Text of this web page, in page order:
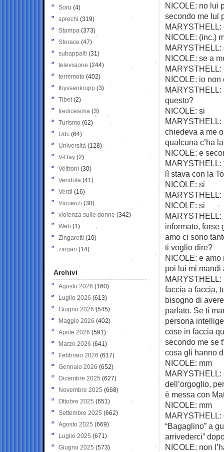
NICOLE: no lui
secondo me lui
MARYSTHELL:
NICOLE: (inc.)
MARYSTHELL:
NICOLE: se a
MARYSTHELL:
NICOLE: io non
MARYSTHELL:
questo?
NICOLE: si
MARYSTHELL:
chiedeva a me
qualcuna c’ha
NICOLE: e
MARYSTHELL:
lì stava con la
NICOLE: si
MARYSTHELL:
NICOLE: si
MARYSTHELL:
informato, forse
amo ci sono
ti voglio dire?
NICOLE: e
poi lui mi mandi
MARYSTHELL:
faccia a faccia,
bisogno di
parlato. Se ti
persona
cose in faccia
secondo me se
cosa gli hanno
NICOLE: mm
MARYSTHELL:
dell’orgoglio,
è messa con
NICOLE: mm
MARYSTHELL:
“Bagaglino” a
arrivederci”
NICOLE: non
Soru (4)
sprechi (319)
Stampa (373)
Storace (47)
subappalti (31)
televisione(244)
terremoto (402)
thyssenkrupp (3)
Tibet(2)
tredicesima (3)
Turismo (62)
Udc (64)
Università (128)
V-Day (2)
Veltroni (30)
Vendola (41)
Verdi (16)
Vincenzi (30)
violenza sulle donne (342)
Web (1)
Zingaretti (10)
zingari (14)
Archivi
Agosto 2026 (160)
Luglio 2026 (613)
Giugno 2026 (545)
Maggio 2026 (402)
Aprile 2026 (591)
Marzo 2026 (641)
Febbraio 2026 (617)
Gennaio 2026 (652)
Dicembre 2025 (627)
Novembre 2025 (668)
Ottobre 2025 (651)
Settembre 2025 (662)
Agosto 2025 (669)
Luglio 2025 (671)
Giugno 2025 (573)